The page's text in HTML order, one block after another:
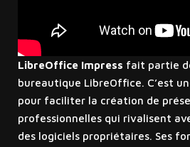
LibreOffice Impress fait partie
bureautique LibreOffice. C’est
pour faciliter la création de
professionnelles qui rivalisent
des logiciels propriétaires. Ses